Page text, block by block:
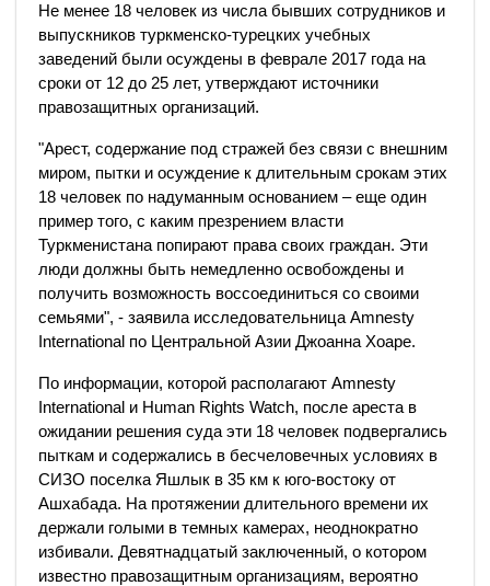
Не менее 18 человек из числа бывших сотрудников и
выпускников туркменско-турецких учебных
заведений были осуждены в феврале 2017 года на
сроки от 12 до 25 лет, утверждают источники
правозащитных организаций.
"Арест, содержание под стражей без связи с внешним
миром, пытки и осуждение к длительным срокам этих
18 человек по надуманным основанием – еще один
пример того, с каким презрением власти
Туркменистана попирают права своих граждан. Эти
люди должны быть немедленно освобождены и
получить возможность воссоединиться со своими
семьями", - заявила исследовательница Amnesty
International по Центральной Азии Джоанна Хоаре.
По информации, которой располагают Amnesty
International и Human Rights Watch, после ареста в
ожидании решения суда эти 18 человек подвергались
пыткам и содержались в бесчеловечных условиях в
СИЗО поселка Яшлык в 35 км к юго-востоку от
Ашхабада. На протяжении длительного времени их
держали голыми в темных камерах, неоднократно
избивали. Девятнадцатый заключенный, о котором
известно правозащитным организациям, вероятно